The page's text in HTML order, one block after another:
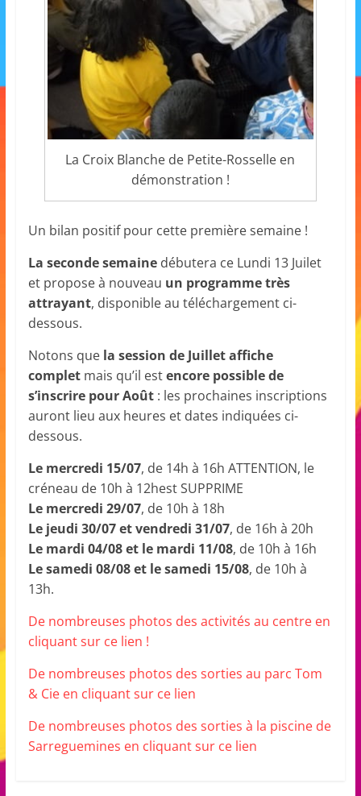
La Croix Blanche de Petite-Rosselle en
démonstration !
Un bilan positif pour cette première semaine !
La seconde semainedébutera ce Lundi 13 Juilet
et propose à nouveau un programme très
attrayant, disponible au téléchargement ci-
dessous.
Notons que la session de Juillet affiche
completmais qu’il estencore possible de
s’inscrire pour Août: les prochaines inscriptions
auront lieu aux heures et dates indiquées ci-
dessous.
Le mercredi 15/07, de 14h à 16h ATTENTION, le
créneau de 10h à 12hest SUPPRIME
Le mercredi 29/07, de 10h à 18h
Le jeudi 30/07 et vendredi 31/07, de 16h à 20h
Le mardi 04/08 et le mardi 11/08, de 10h à 16h
Le samedi 08/08 et le samedi 15/08, de 10h à
13h.
De nombreuses photos des activités au centre en
cliquant sur ce lien !
De nombreuses photos des sorties au parc Tom
& Cie en cliquant sur ce lien
De nombreuses photos des sorties à la piscine de
Sarreguemines en cliquant sur ce lien